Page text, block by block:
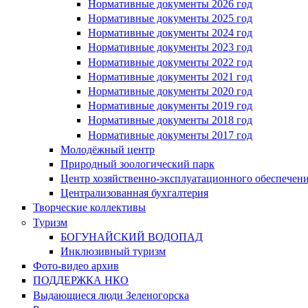
Нормативные документы 2026 год
Нормативные документы 2025 год
Нормативные документы 2024 год
Нормативные документы 2023 год
Нормативные документы 2022 год
Нормативные документы 2021 год
Нормативные документы 2020 год
Нормативные документы 2019 год
Нормативные документы 2018 год
Нормативные документы 2017 год
Молодёжный центр
Природный зоологический парк
Центр хозяйственно-эксплуатационного
Централизованная бухгалтерия
Творческие коллективы
Туризм
БОГУНАЙСКИЙ ВОДОПАД
Инклюзивный туризм
Фото-видео архив
ПОДДЕРЖКА НКО
Выдающиеся люди Зеленогорска